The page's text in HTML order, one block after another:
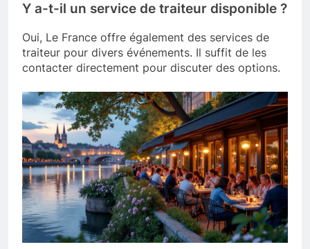
Y a-t-il un service de traiteur disponible ?
Oui, Le France offre également des services de
traiteur pour divers événements. Il suffit de les
contacter directement pour discuter des options.